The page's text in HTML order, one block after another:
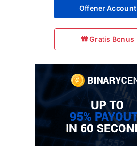
Offener Account
Gratis Bonus